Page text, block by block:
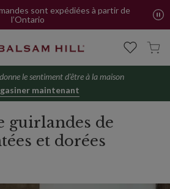
sont expédiées à partir de
l’Ontario
le sentiment d'être à la maison
maintenant
guirlandes de
et dorées